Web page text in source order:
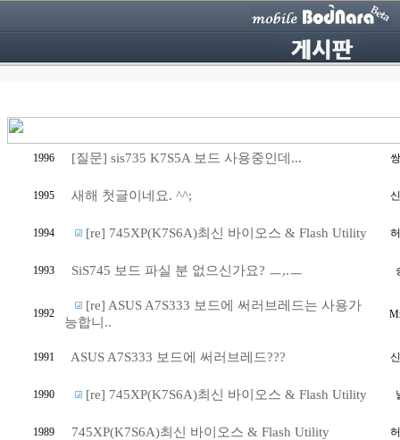
1996 [질문] sis735 K7S5A 보드 사용중인데...
1995 새해 첫글이네요. ^^;
1994 [re] 745XP(K7S6A)최신 바이오스 & Flash Utility
1993 SiS745 보드 파실 분 없으신가요? ㅡ,.ㅡ
1992
[re] ASUS A7S333 보드에 써러브레드는 사용가
능합니..
1991 ASUS A7S333 보드에 써러브레드???
1990 [re] 745XP(K7S6A)최신 바이오스 & Flash Utility
1989 745XP(K7S6A)최신 바이오스 & Flash Utility